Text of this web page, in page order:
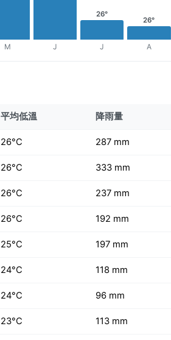
M J
26°
J
26°
A
平均低溫 降雨量
26°C 287 mm
26°C 333 mm
26°C 237 mm
26°C 192 mm
25°C 197 mm
24°C 118 mm
24°C 96 mm
23°C 113 mm